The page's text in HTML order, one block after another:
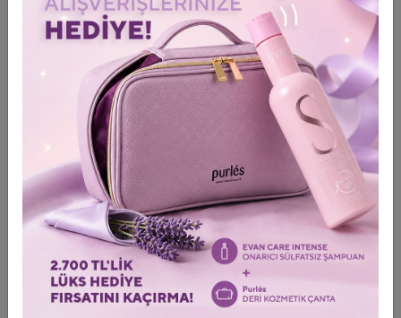
Not: Cildi tahriş etmeden en iyi sonuçları elde etmek için verilen
kullanım talimatlarına uyun. Hayvanlar üzerinde deney
yapılmamıştır ve parabenler, SLS/SLES, mineral yağlar, silikonlar,
PEG'ler, GDO'lar, trietanolamin ve glüten hariç doğal
bileşenlerle formüle edilmiş olup vegan dostu ve sağlık
bilincine sahip bir seçim sağlar.